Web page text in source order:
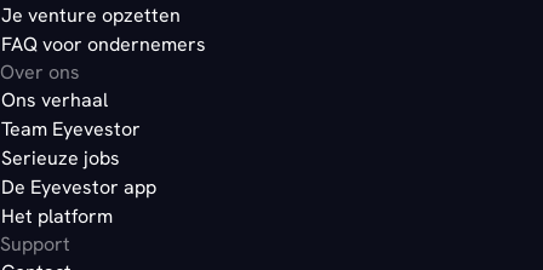
Je venture opzetten
FAQ voor ondernemers
Over ons
Ons verhaal
Team Eyevestor
Serieuze jobs
De Eyevestor app
Het platform
Support